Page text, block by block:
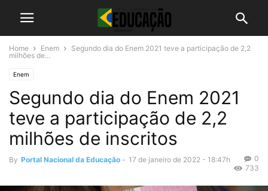
Home Enem
Segundo dia do Enem 2021 teve a participação de 2,2
milhões de...
Enem
Segundo dia do Enem 2021
teve a participação de 2,2
milhões de inscritos
By Portal Nacional da Educação - 17 de janeiro de 2022 - 18:47h
0
733